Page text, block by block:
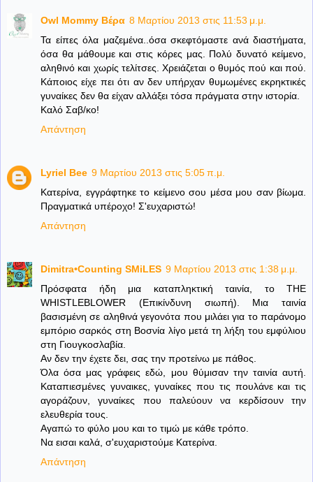
Owl Mommy Βέρα 8 Μαρτίου 2013 στις 11:53 μ.μ.
Τα είπες όλα μαζεμένα..όσα σκεφτόμαστε ανά διαστήματα,
όσα θα μάθουμε και στις κόρες μας. Πολύ δυνατό κείμενο,
αληθινό και χωρίς τελίτσες. Χρειάζεται ο θυμός πού και πού.
Κάποιος είχε πει ότι αν δεν υπήρχαν θυμωμένες εκρηκτικές
γυναίκες δεν θα είχαν αλλάξει τόσα πράγματα στην ιστορία.
Καλό Σαβ/κο!
Απάντηση
Lyriel Bee 9 Μαρτίου 2013 στις 5:05 π.μ.
Κατερίνα, εγγράφτηκε το κείμενο σου μέσα μου σαν βίωμα.
Πραγματικά υπέροχο! Σ'ευχαριστώ!
Απάντηση
Dimitra•Counting SΜiLES 9 Μαρτίου 2013 στις 1:38 μ.μ.
Πρόσφατα ήδη μια καταπληκτική ταινία, το ΤΗΕ
WHISTLEBLOWER (Επικίνδυνη σιωπή). Μια ταινία
βασισμένη σε αληθινά γεγονότα που μιλάει για το παράνομο
εμπόριο σαρκός στη Βοσνία λίγο μετά τη λήξη του εμφύλιου
στη Γιουγκοσλαβία.
Αν δεν την έχετε δει, σας την προτείνω με πάθος.
Όλα όσα μας γράφεις εδώ, μου θύμισαν την ταινία αυτή.
Καταπιεσμένες γυναικες, γυναίκες που τις πουλάνε και τις
αγοράζουν, γυναίκες που παλεύουν να κερδίσουν την
ελευθερία τους.
Αγαπώ το φύλο μου και το τιμώ με κάθε τρόπο.
Να εισαι καλά, σ'ευχαριστούμε Κατερίνα.
Απάντηση